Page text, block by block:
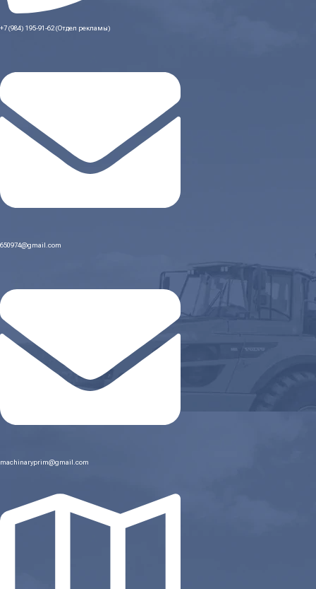
+7 (984) 195-91-62 (Отдел рекламы)
650974@gmail.com
machinaryprim@gmail.com